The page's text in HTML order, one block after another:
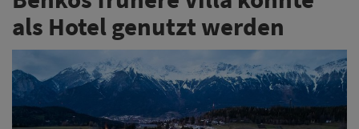
als Hotel genutzt werden